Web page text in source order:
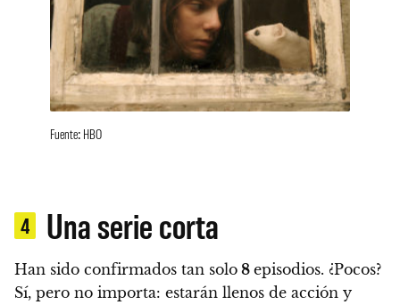
Fuente: HBO
4 Una serie corta
Han sido confirmados tan solo 8 episodios. ¿Pocos?
Sí, pero no importa: estarán llenos de acción y